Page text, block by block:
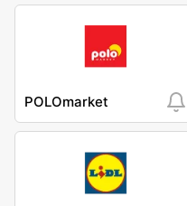
POLOmarket